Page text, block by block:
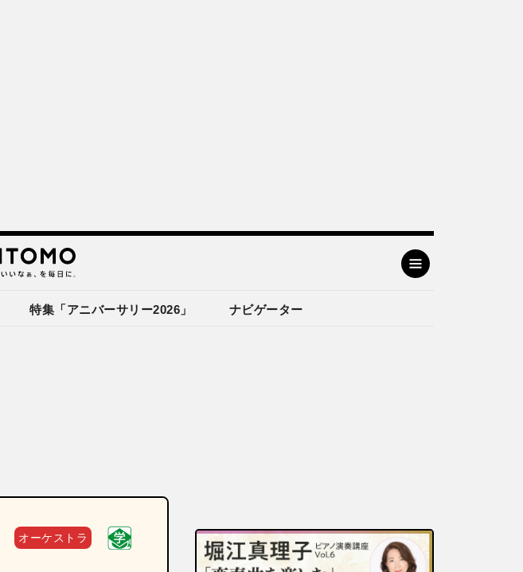
特集「アニバーサリー2026」 ナビゲーター
オーケストラ